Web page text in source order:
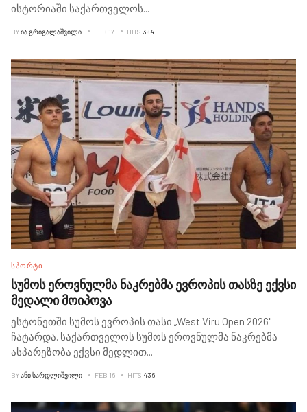
ისტორიაში საქართველოს...
BYᲘᲐ ᲒᲠᲘᲒᲐᲚᲐᲨᲕᲘᲚᲘ FEB 17 HITS 384
ᲡᲞᲝᲠᲢᲘ
სუმოს ეროვნულმა ნაკრებმა ევროპის თასზე ექვსი
მედალი მოიპოვა
ესტონეთში სუმოს ევროპის თასი „West Viru Open 2026"
ჩატარდა. საქართველოს სუმოს ეროვნულმა ნაკრებმა
ასპარეზობა ექვსი მედლით...
BYᲐᲜᲘ ᲡᲐᲠᲓᲚᲘᲨᲕᲘᲚᲘ FEB 16 HITS 436